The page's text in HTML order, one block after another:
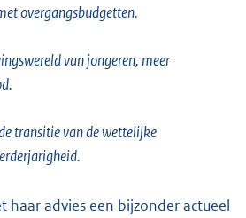
overgangsbudgetten.
van jongeren, meer
transitie van de wettelijke
haar advies een bijzonder actueel